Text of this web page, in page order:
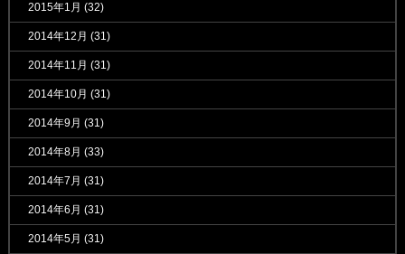
2015年1月 (32)
2014年12月 (31)
2014年11月 (31)
2014年10月 (31)
2014年9月 (31)
2014年8月 (33)
2014年7月 (31)
2014年6月 (31)
2014年5月 (31)